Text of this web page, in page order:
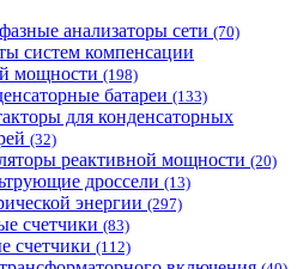
анализаторы сети (70)
систем компенсации
мощности (198)
батареи (133)
для конденсаторных
(32)
реактивной мощности (20)
дроссели (13)
энергии (297)
счетчики (83)
счетчики (112)